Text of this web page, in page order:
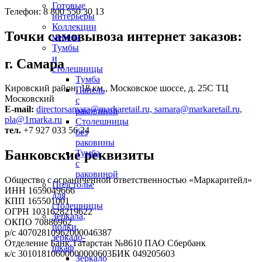
Готовые
интерьеры
Коллекции
мебели
Тумбы
и
столешницы
Тумба
Панель
с
раковиной
Столешницы
без
раковины
Тумба
с
раковиной
Подстолье
для
столешницы
Зеркала,
полки,
зеркало-
шкаф
Зеркало
Телефон: 8 800 550 30 13
Точки самовывоза интернет заказов:
г. Самара
Кировский район, 18 км., Московское шоссе, д. 25С ТЦ
Московский
E-mail: directorsamara@markaretail.ru, samara@markaretail.ru,
pla@1marka.ru
тел. +7 927 033 56 24
Банковские реквизиты
Общество с ограниченной ответственностью «Маркаритейл»
ИНН 1659049666
КПП 165501001
ОГРН 1031628219622
ОКПО 70886962
р/с 40702810962000046387
Отделение Банк Татарстан №8610 ПАО Сбербанк
к/с 30101810600000000603БИК 049205603